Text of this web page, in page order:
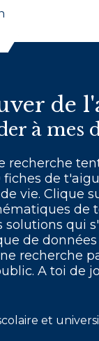
de
à mes
recherche
fiches de
vie. Clique
de
solutions qui
de
recherche
A toi de
et
sur ce site.